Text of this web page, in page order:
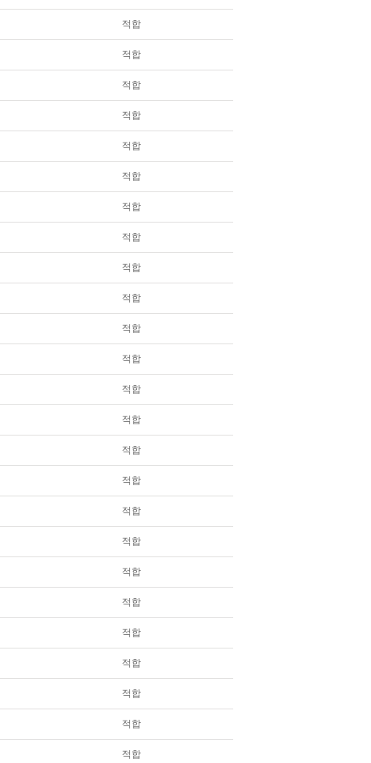
적합
적합
적합
적합
적합
적합
적합
적합
적합
적합
적합
적합
적합
적합
적합
적합
적합
적합
적합
적합
적합
적합
적합
적합
적합